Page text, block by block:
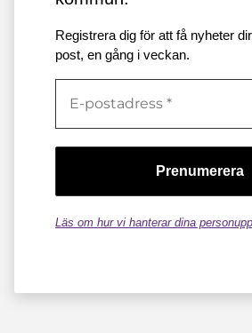
Registrera dig för att få nyheter
post, en gång i veckan.
Läs om hur vi hanterar dina